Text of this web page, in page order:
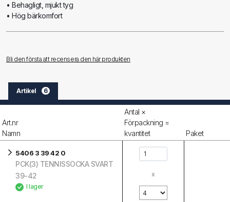
• Behagligt, mjukt tyg
• Hög bärkomfort
Bli den första att recensera den här produkten
Artikel 6
Art.nr
Namn
Antal ×
Förpackning =
kvantitet
Paket
5406 3 39 42 0
PCK(3) TENNISSOCKA SVART
39-42
I lager
x